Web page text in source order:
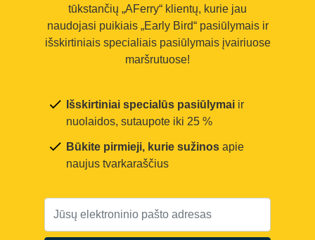
tūkstančių „AFerry“ klientų, kurie jau
naudojasi puikiais „Early Bird“ pasiūlymais ir
išskirtiniais specialiais pasiūlymais įvairiuose
maršrutuose!
Išskirtiniai specialūs pasiūlymai ir
nuolaidos, sutaupote iki 25 %
Būkite pirmieji, kurie sužinos apie
naujus tvarkaraščius